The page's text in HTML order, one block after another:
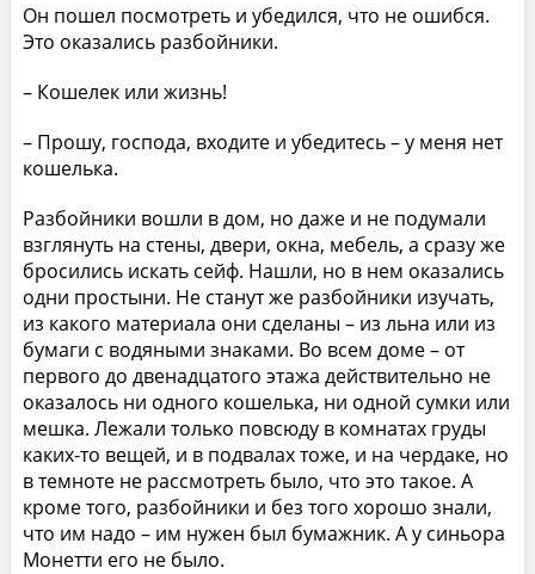
Он пошел посмотреть и убедился, что не ошибся.
Это оказались разбойники.
– Кошелек или жизнь!
– Прошу, господа, входите и убедитесь – у меня нет
кошелька.
Разбойники вошли в дом, но даже и не подумали
взглянуть на стены, двери, окна, мебель, а сразу же
бросились искать сейф. Нашли, но в нем оказались
одни простыни. Не станут же разбойники изучать,
из какого материала они сделаны – из льна или из
бумаги с водяными знаками. Во всем доме – от
первого до двенадцатого этажа действительно не
оказалось ни одного кошелька, ни одной сумки или
мешка. Лежали только повсюду в комнатах груды
каких-то вещей, и в подвалах тоже, и на чердаке, но
в темноте не рассмотреть было, что это такое. А
кроме того, разбойники и без того хорошо знали,
что им надо – им нужен был бумажник. А у синьора
Монетти его не было.